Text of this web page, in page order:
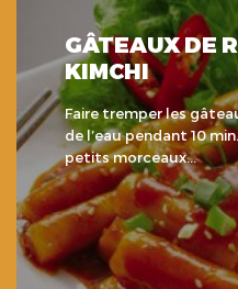
GÂTEAUX DE
KIMCHI
Faire tremper les
de l’eau pendant 10
petits morceaux...